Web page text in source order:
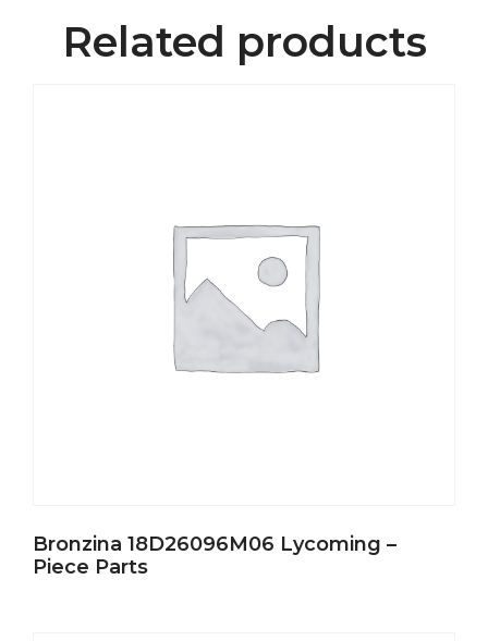
Related products
Bronzina 18D26096M06 Lycoming –
Piece Parts